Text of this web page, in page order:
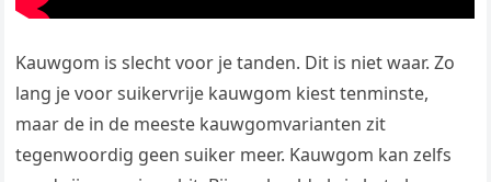
Kauwgom is slecht voor je tanden. Dit is niet waar. Zo
lang je voor suikervrije kauwgom kiest tenminste,
maar de in de meeste kauwgomvarianten zit
tegenwoordig geen suiker meer. Kauwgom kan zelfs